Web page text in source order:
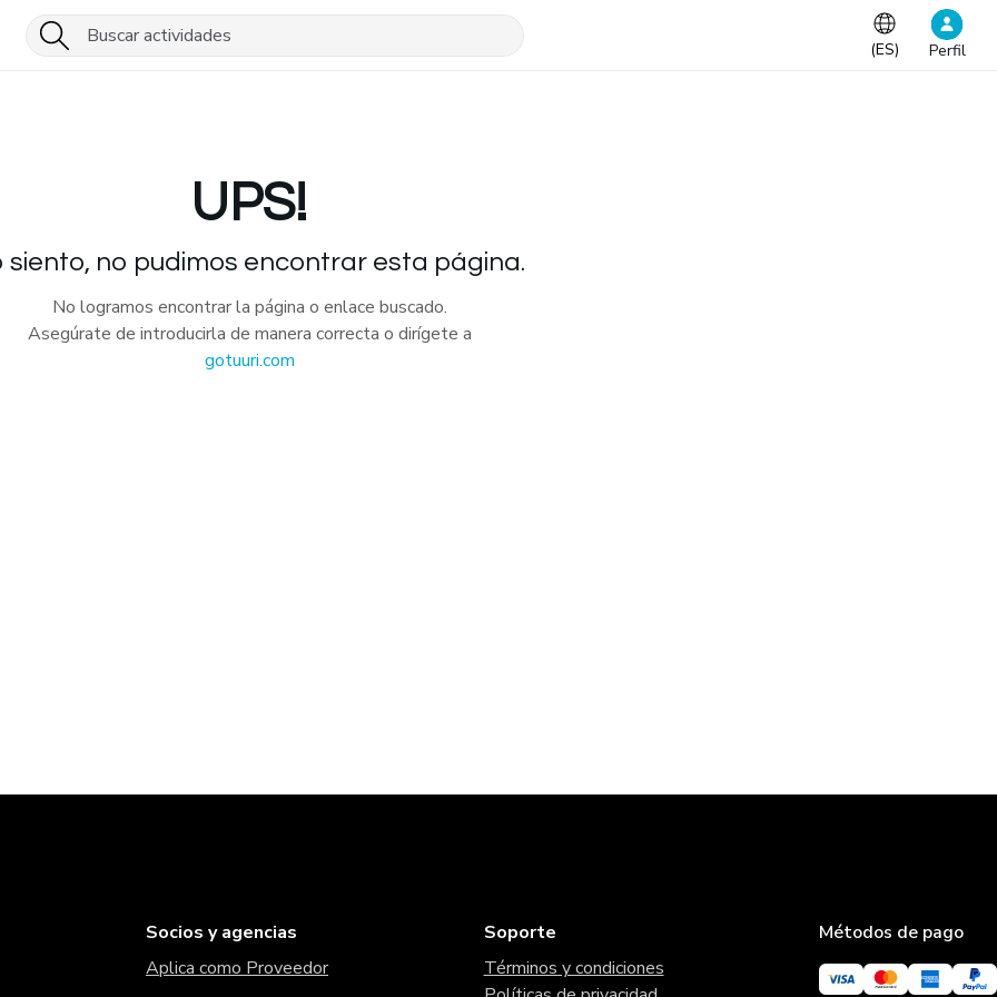
(ES) Perfil
UPS!
siento, no pudimos encontrar esta página.
No logramos encontrar la página o enlace buscado.
Asegúrate de introducirla de manera correcta o dirígete a
gotuuri.com
Socios y agencias
Aplica como Proveedor
Soporte
Términos y condiciones
Métodos de pago